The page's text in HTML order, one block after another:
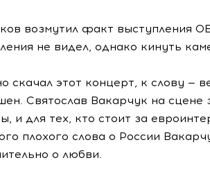
возмутил факт выступления
не видел, однако кинуть
скачал этот концерт, к слову —
Святослав Вакарчук на сцене
и для тех, кто стоит за
плохого слова о России
о любви.